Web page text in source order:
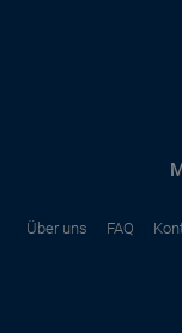
(Normalerweise mit
Die folgenden
Parkhäuser,
Kindersitze, GPS,
Über uns FAQ